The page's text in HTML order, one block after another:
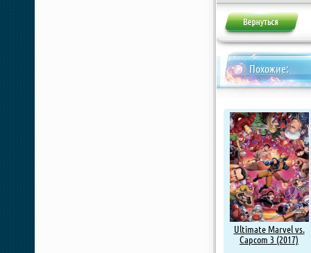
Похожие:
Ultimate Marvel vs.
Capcom 3 (2017)